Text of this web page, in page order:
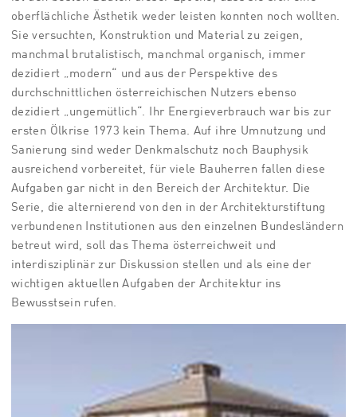
oberflächliche Ästhetik weder leisten konnten noch wollten.
Sie versuchten, Konstruktion und Material zu zeigen,
manchmal brutalistisch, manchmal organisch, immer
dezidiert „modern“ und aus der Perspektive des
durchschnittlichen österreichischen Nutzers ebenso
dezidiert „ungemütlich“. Ihr Energieverbrauch war bis zur
ersten Ölkrise 1973 kein Thema. Auf ihre Umnutzung und
Sanierung sind weder Denkmalschutz noch Bauphysik
ausreichend vorbereitet, für viele Bauherren fallen diese
Aufgaben gar nicht in den Bereich der Architektur. Die
Serie, die alternierend von den in der Architekturstiftung
verbundenen Institutionen aus den einzelnen Bundesländern
betreut wird, soll das Thema österreichweit und
interdisziplinär zur Diskussion stellen und als eine der
wichtigen aktuellen Aufgaben der Architektur ins
Bewusstsein rufen.